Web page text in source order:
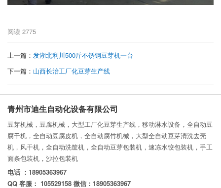
阅读 2775
上一篇： 发湖北利川500斤不锈钢豆芽机一台
下一篇： 山西长治工厂化豆芽生产线
青州市迪生自动化设备有限公司
豆芽机械，豆腐机械，大型工厂化豆芽生产线，移动淋水设备，全自动豆
腐干机，全自动豆腐皮机，全自动腐竹机械，大型全自动豆芽清洗去壳
机，风干机，全自动洗筐机，全自动豆芽包装机，速冻水饺包装机，手工
面条包装机，沙拉包装机
电话 ：18905363967
QQ 客服： 105529158 微信：18905363967